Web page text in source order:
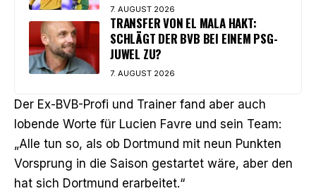
7. AUGUST 2026
TRANSFER VON EL MALA HAKT:
SCHLÄGT DER BVB BEI EINEM PSG-
JUWEL ZU?
7. AUGUST 2026
Der Ex-BVB-Profi und Trainer fand aber auch
lobende Worte für Lucien Favre und sein Team:
„Alle tun so, als ob Dortmund mit neun Punkten
Vorsprung in die Saison gestartet wäre, aber den
hat sich Dortmund erarbeitet.“